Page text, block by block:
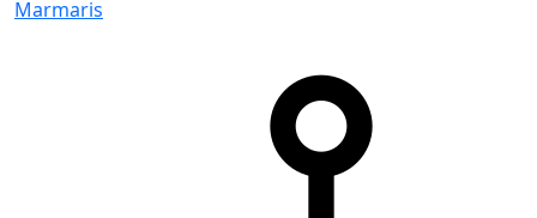
Marmaris